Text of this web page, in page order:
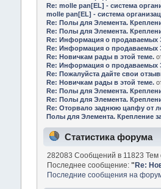
Re: molle pan[EL] - система
molle pan[EL] - система
Re: Полы для Элемента.
Re: Полы для Элемента.
Re: Информация о продаваемых
Re: Информация о продаваемых
Re: Новичкам рады в этой теме.
Re: Информация о продаваемых
Re: Пожалуйста дайте свои
Re: Новичкам рады в этой теме.
Re: Полы для Элемента.
Re: Полы для Элемента.
Re: Оторвало заднюю цапфу от
Полы для Элемента. Крепление
Статистика форума
282083 Сообщений в 11823 Тем
Последнее сообщение: " Re:
Последние сообщения на